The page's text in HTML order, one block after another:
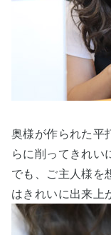
奥様が作られた平
らに削ってきれい
でも、ご主人様を
はきれいに出来上